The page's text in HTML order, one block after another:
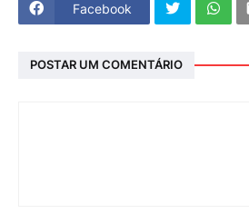
Facebook
POSTAR UM COMENTÁRIO